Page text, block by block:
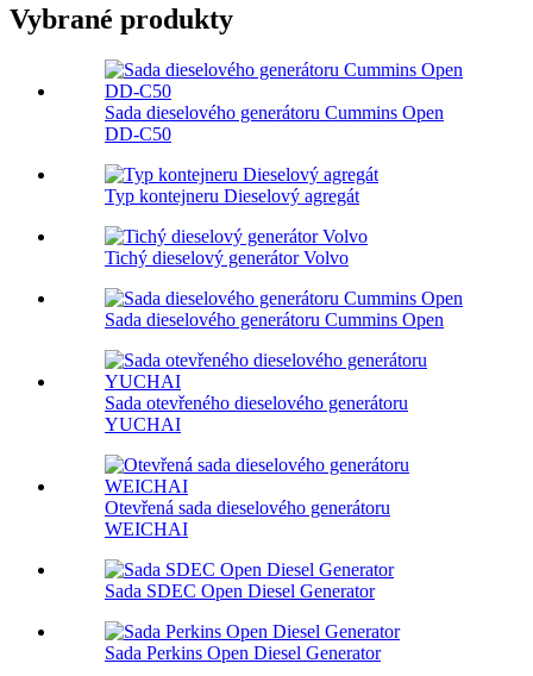
Vybrané produkty
Sada dieselového generátoru Cummins Open
DD-C50
Typ kontejneru Dieselový agregát
Tichý dieselový generátor Volvo
Sada dieselového generátoru Cummins Open
Sada otevřeného dieselového generátoru
YUCHAI
Otevřená sada dieselového generátoru
WEICHAI
Sada SDEC Open Diesel Generator
Sada Perkins Open Diesel Generator